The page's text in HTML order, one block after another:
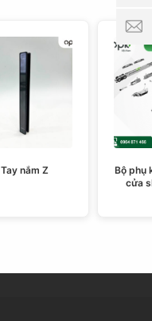
Tay nắm Z
Bộ phụ
cửa